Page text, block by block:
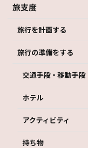
旅支度
旅行を計画する
旅行の準備をする
交通手段・移動手段
ホテル
アクティビティ
持ち物